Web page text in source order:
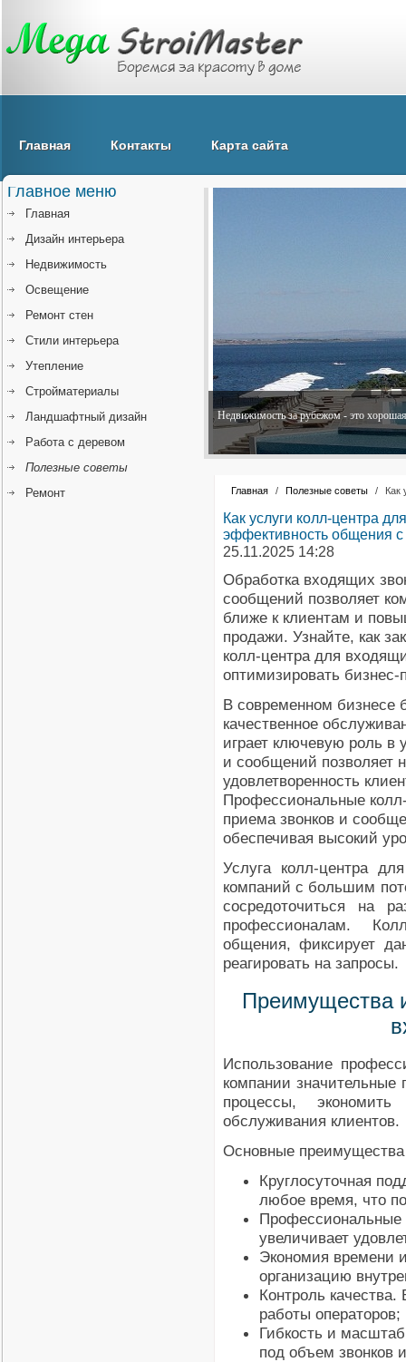
Главная Контакты Карта сайта
Недвижимость за рубежом - это
Главная / Полезные советы / Как
Как услуги колл-центра
эффективность общения с
25.11.2025 14:28
Обработка входящих
сообщений позволяет
ближе к клиентам и
продажи. Узнайте, как
колл-центра для
оптимизировать бизнес-
В современном бизнесе
качественное
играет ключевую роль в
и сообщений позволяет
удовлетворенность
Профессиональные
приема звонков и
обеспечивая высокий
Услуга колл-центра
компаний с большим
сосредоточиться на
профессионалам.
общения, фиксирует
реагировать на запросы.
Преимущества
Использование
компании значительные
процессы,
обслуживания клиентов.
Основные
Круглосуточная
любое время, что
Профессиональные
увеличивает
Экономия времени
организацию
Контроль
работы операторов;
Гибкость и
под объем звонков
Главное меню
Главная
Дизайн интерьера
Недвижимость
Освещение
Ремонт стен
Стили интерьера
Утепление
Стройматериалы
Ландшафтный дизайн
Работа с деревом
Полезные советы
Ремонт